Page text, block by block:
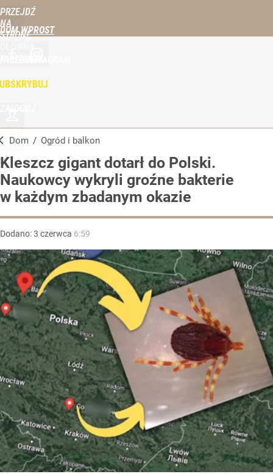
PRZEJDŹ
NA
STRONĘ
DOM WPROST
Dom / Ogród i balkon
Kleszcz gigant dotarł do Polski.
Naukowcy wykryli groźne bakterie
w każdym zbadanym okazie
Dodano:3 czerwca 6:59